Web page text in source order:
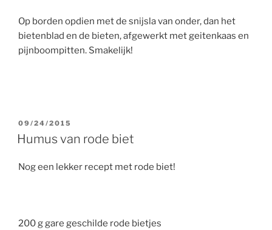
Op borden opdien met de snijsla van onder, dan het
bietenblad en de bieten, afgewerkt met geitenkaas en
pijnboompitten. Smakelijk!
GEPLAATST
OP
09/24/2015
Humus van rode biet
Nog een lekker recept met rode biet!
200 g gare geschilde rode bietjes